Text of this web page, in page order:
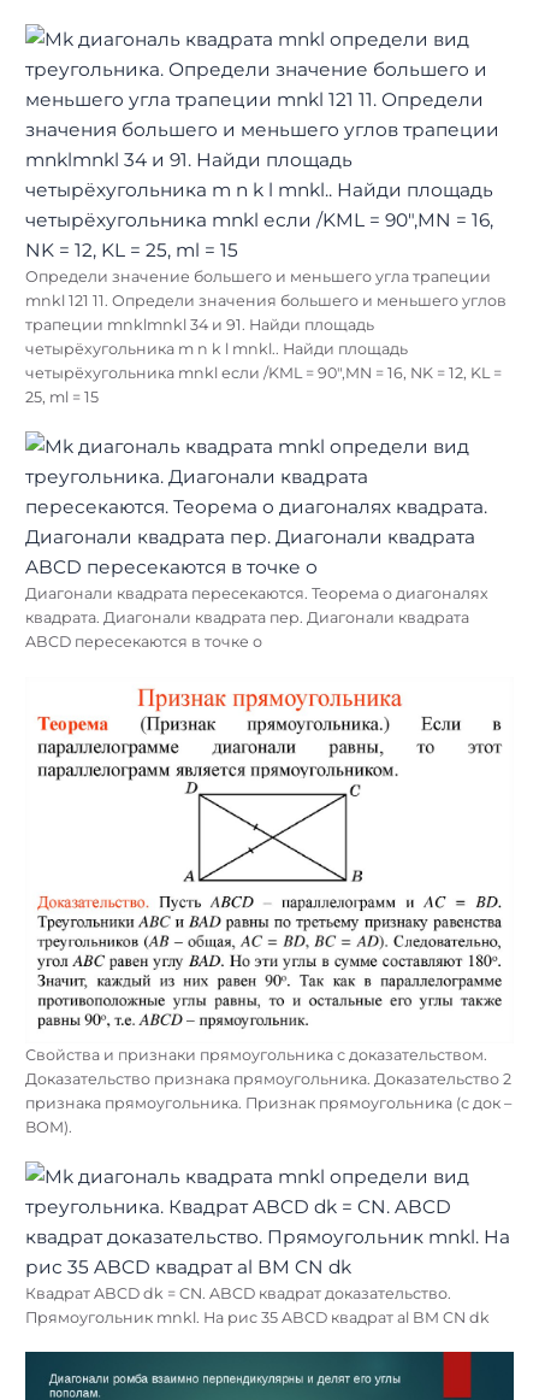
Определи значение большего и меньшего угла трапеции
mnkl 121 11. Определи значения большего и меньшего углов
трапеции mnklmnkl 34 и 91. Найди площадь
четырёхугольника m n k l mnkl.. Найди площадь
четырёхугольника mnkl если /KML = 90″,MN = 16, NK = 12, KL =
25, ml = 15
Диагонали квадрата пересекаются. Теорема о диагоналях
квадрата. Диагонали квадрата пер. Диагонали квадрата
ABCD пересекаются в точке о
Свойства и признаки прямоугольника с доказательством.
Доказательство признака прямоугольника. Доказательство 2
признака прямоугольника. Признак прямоугольника (с док –
ВОМ).
Квадрат ABCD dk = CN. ABCD квадрат доказательство.
Прямоугольник mnkl. На рис 35 ABCD квадрат al BM CN dk